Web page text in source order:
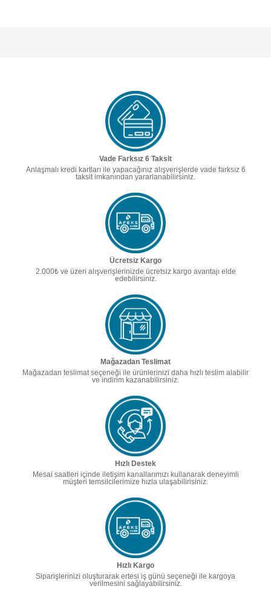
Vade Farksız 6 Taksit
Anlaşmalı kredi kartları ile yapacağınız alışverişlerde vade farksız 6
taksit imkanından yararlanabilirsiniz.
Ücretsiz Kargo
2.000₺ ve üzeri alışverişlerinizde ücretsiz kargo avantajı elde
edebilirsiniz.
Mağazadan Teslimat
Mağazadan teslimat seçeneği ile ürünlerinizi daha hızlı teslim alabilir
ve indirim kazanabilirsiniz.
Hızlı Destek
Mesai saatleri içinde iletişim kanallarımızı kullanarak deneyimli
müşteri temsilcilerimize hızla ulaşabilirisiniz.
Hızlı Kargo
Siparişlerinizi oluşturarak ertesi iş günü seçeneği ile kargoya
verilmesini sağlayabilirsiniz.